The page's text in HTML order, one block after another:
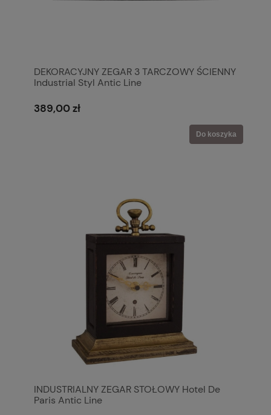
DEKORACYJNY ZEGAR 3 TARCZOWY ŚCIENNY
Industrial Styl Antic Line
389,00 zł
Do koszyka
INDUSTRIALNY ZEGAR STOŁOWY Hotel De
Paris Antic Line